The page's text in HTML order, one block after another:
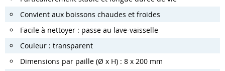
Convient aux boissons chaudes et froides
Facile à nettoyer : passe au lave-vaisselle
Couleur : transparent
Dimensions par paille (Ø x H) : 8 x 200 mm